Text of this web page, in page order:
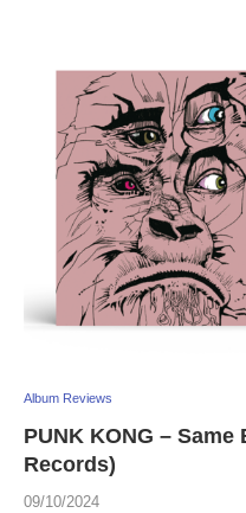
Album Reviews
PUNK KONG – Same
Records)
09/10/2024